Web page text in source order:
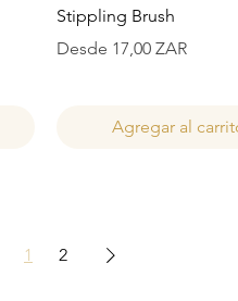
Vista rápida
Stippling Brush
Desde 17,00 ZAR
Precio de oferta
Agregar al
1 2